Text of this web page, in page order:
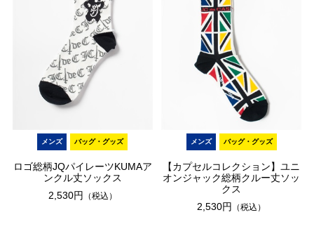
メンズ バッグ・グッズ
ロゴ総柄JQパイレーツKUMAア
ンクル丈ソックス
2,530円
（税込）
メンズ バッグ・グッズ
【カプセルコレクション】ユニ
オンジャック総柄クルー丈ソッ
クス
2,530円
（税込）